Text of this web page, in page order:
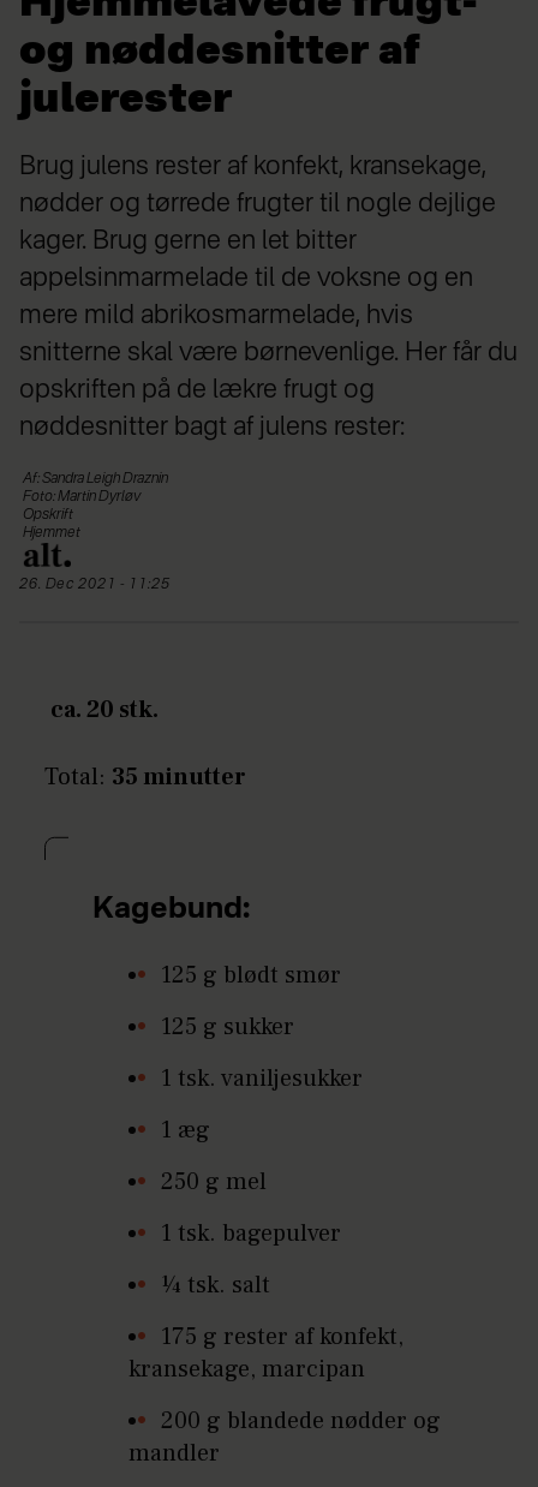
og nøddesnitter af
julerester
Brug julens rester af konfekt, kransekage,
nødder og tørrede frugter til nogle dejlige
kager. Brug gerne en let bitter
appelsinmarmelade til de voksne og en
mere mild abrikosmarmelade, hvis
snitterne skal være børnevenlige. Her får du
opskriften på de lækre frugt og
nøddesnitter bagt af julens rester:
Af: Sandra Leigh Draznin
Foto: Martin Dyrløv
Opskrift
Hjemmet
26. Dec 2021 - 11:25
ca. 20 stk.
Total: 35 minutter
Kagebund:
125 g blødt smør
125 g sukker
1 tsk. vaniljesukker
1 æg
250 g mel
1 tsk. bagepulver
¼ tsk. salt
175 g rester af konfekt,
kransekage, marcipan
200 g blandede nødder og
mandler